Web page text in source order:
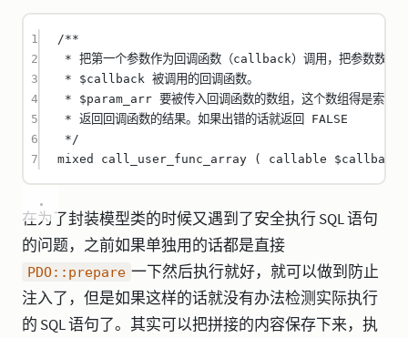
1
/**
2
* 把第一个参数作为回调函数（callback）调用，把参数数组
3
* $callback 被调用的回调函数。
4
* $param_arr 要被传入回调函数的数组，这个数组得是索引
5
* 返回回调函数的结果。如果出错的话就返回 FALSE
6
*/
7
mixed call_user_func_array ( callable
在为了封装模型类的时候又遇到了安全执行 SQL 语句
的问题，之前如果单独用的话都是直接
PDO::prepare 一下然后执行就好，就可以做到防止
注入了，但是如果这样的话就没有办法检测实际执行
的 SQL 语句了。其实可以把拼接的内容保存下来，执